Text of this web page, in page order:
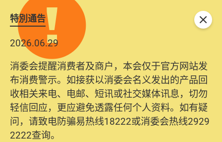
特別通告
2026.06.29
消委会提醒消费者及商户，本会仅于官方网站发
布消费警示。如接获以消委会名义发出的产品回
收相关来电、电邮、短讯或社交媒体讯息，切勿
轻信回应，更应避免透露任何个人资料。如有疑
问，请致电防骗易热线18222或消委会热线2929
2222查询。
2025.10.31
为提升使用者体验及网络安全，本会的投诉处理
系统已经进行升级及推出新功能。由2025年11月
10日起，消费者需要提供基本联络资料（包括姓
名、电邮及电话）注册帐户，才可提交投诉、查
询及建议。所有提交纪录将清晰整合于帐户中，
方便日后作出跟进。
关闭